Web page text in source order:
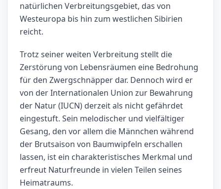
natürlichen Verbreitungsgebiet, das von
Westeuropa bis hin zum westlichen Sibirien
reicht.
Trotz seiner weiten Verbreitung stellt die
Zerstörung von Lebensräumen eine Bedrohung
für den Zwergschnäpper dar. Dennoch wird er
von der Internationalen Union zur Bewahrung
der Natur (IUCN) derzeit als nicht gefährdet
eingestuft. Sein melodischer und vielfältiger
Gesang, den vor allem die Männchen während
der Brutsaison von Baumwipfeln erschallen
lassen, ist ein charakteristisches Merkmal und
erfreut Naturfreunde in vielen Teilen seines
Heimatraums.